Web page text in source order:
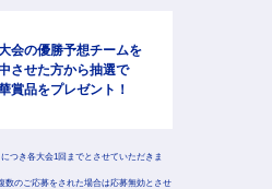
会の優勝予想チームを
させた方から抽選で
賞品をプレゼント！
つき各大会1回までとさせていただきま
数のご応募をされた場合は応募無効とさせ